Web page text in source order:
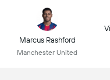
Marcus Rashford
Manchester United